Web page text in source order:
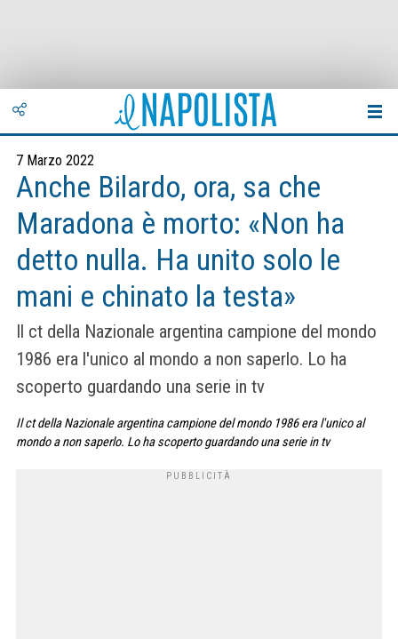
7 Marzo 2022
Anche Bilardo, ora, sa che
Maradona è morto: «Non ha
detto nulla. Ha unito solo le
mani e chinato la testa»
Il ct della Nazionale argentina campione del mondo
1986 era l'unico al mondo a non saperlo. Lo ha
scoperto guardando una serie in tv
Il ct della Nazionale argentina campione del mondo 1986 era l'unico al
mondo a non saperlo. Lo ha scoperto guardando una serie in tv